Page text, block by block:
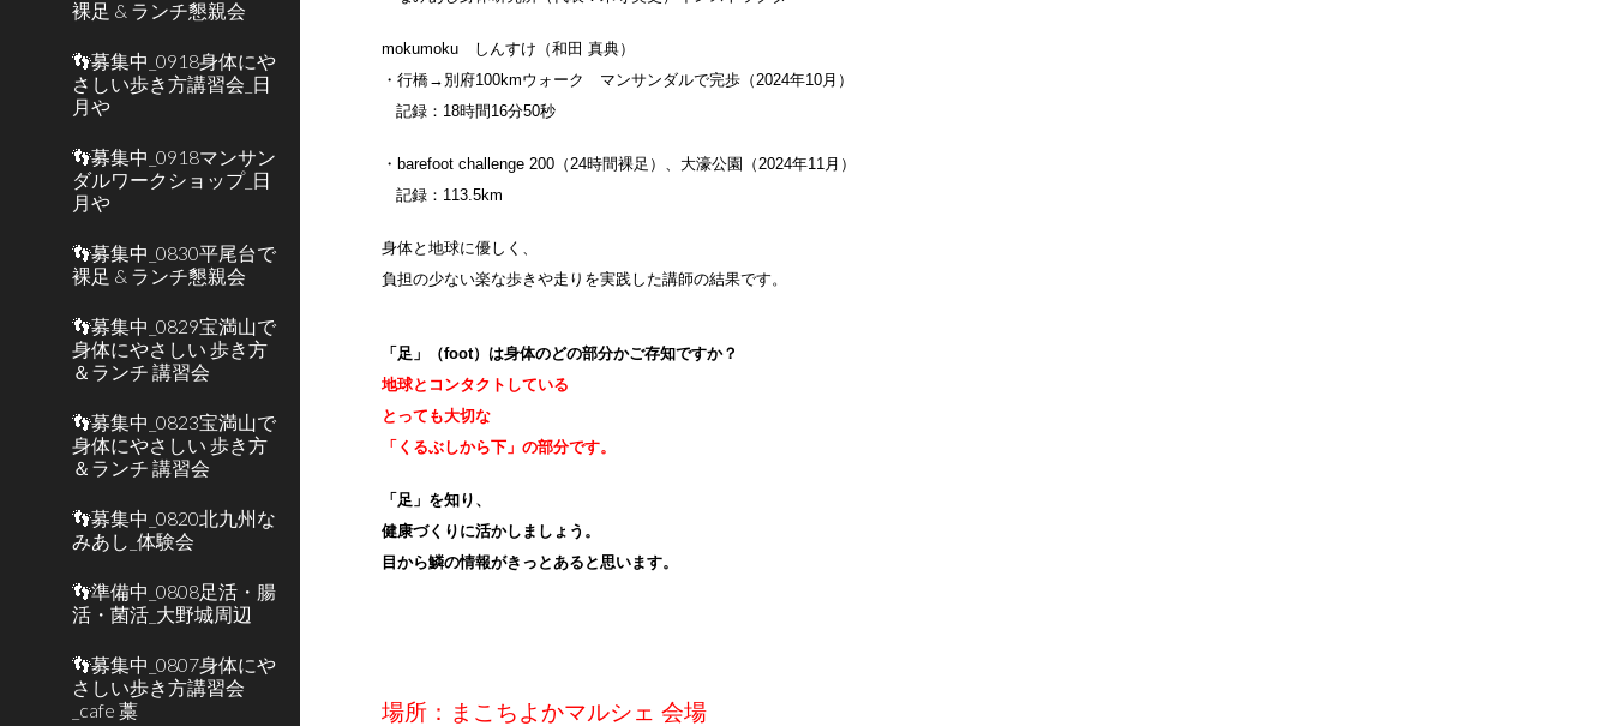
裸足 & ランチ懇親会
👣募集中_0918身体にや
さしい歩き方講習会_日
月や
👣募集中_0918マンサン
ダルワークショップ_日
月や
👣募集中_0830平尾台で
裸足 & ランチ懇親会
👣募集中_0829宝満山で
身体にやさしい 歩き方
＆ランチ 講習会
👣募集中_0823宝満山で
身体にやさしい 歩き方
＆ランチ 講習会
👣募集中_0820北九州な
みあし_体験会
👣準備中_0808足活・腸
活・菌活_大野城周辺
👣募集中_0807身体にや
さしい歩き方講習会
_cafe 藁
mokumoku しんすけ（和田 真典）
・行橋→別府100kmウォーク マンサンダルで完歩（2024年10月）
記録：18時間16分50秒
・barefoot challenge 200（24時間裸足）、大濠公園（2024年11月）
記録：113.5km
身体と地球に優しく、
負担の少ない楽な歩きや走りを実践した講師の結果です。
「足」（foot）は身体のどの部分かご存知ですか？
地球とコンタクトしている
とっても大切な
「くるぶしから下」の部分です。
「足」を知り、
健康づくりに活かしましょう。
目から鱗の情報がきっとあると思います。
場所：まこちよかマルシェ 会場